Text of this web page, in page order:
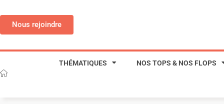
contenu
Nous rejoindre
THÉMATIQUES NOS TOPS & NOS FLOPS